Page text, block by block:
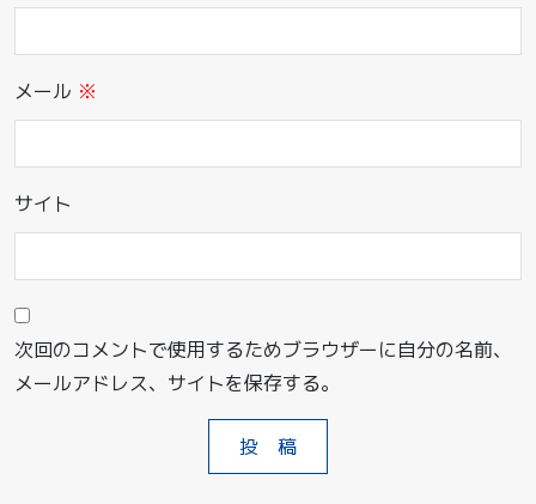
メール ※
サイト
次回のコメントで使用するためブラウザーに自分の名前、
メールアドレス、サイトを保存する。